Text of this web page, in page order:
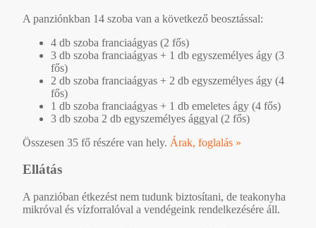
A panziónkban 14 szoba van a következő beosztással:
4 db szoba franciaágyas (2 fős)
3 db szoba franciaágyas + 1 db egyszemélyes ágy (3
fős)
2 db szoba franciaágyas + 2 db egyszemélyes ágy (4
fős)
1 db szoba franciaágyas + 1 db emeletes ágy (4 fős)
3 db szoba 2 db egyszemélyes ággyal (2 fős)
Összesen 35 fő részére van hely. Árak, foglalás »
Ellátás
A panzióban étkezést nem tudunk biztosítani, de teakonyha
mikróval és vízforralóval a vendégeink rendelkezésére áll.